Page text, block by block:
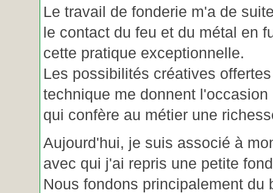
Le travail de fonderie m'a de
le contact du feu et du métal en
cette pratique exceptionnelle.
Les possibilités créatives
technique me donnent
qui confère au métier une
Aujourd'hui, je suis associé à
avec qui j'ai repris une petite
Nous fondons principalement